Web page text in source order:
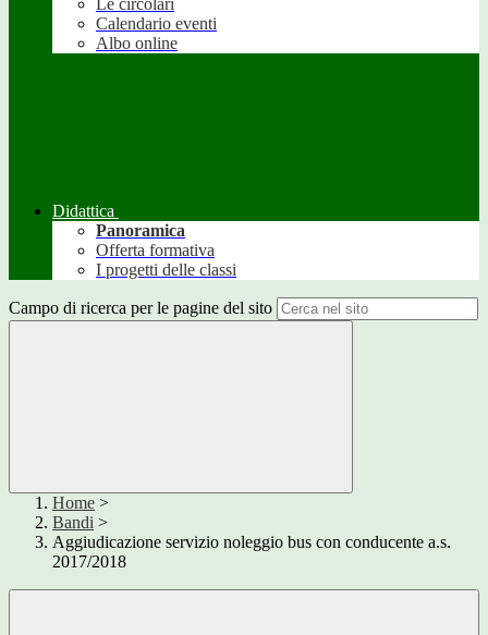
Le circolari
Calendario eventi
Albo online
Didattica
Panoramica
Offerta formativa
I progetti delle classi
Campo di ricerca per le pagine del sito
Home >
Bandi >
Aggiudicazione servizio noleggio bus con conducente a.s.
2017/2018